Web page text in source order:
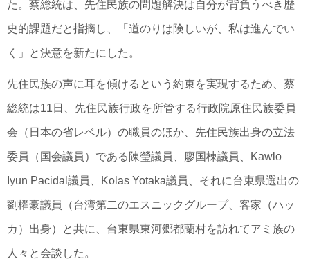
た。蔡総統は、先住民族の問題解決は自分が背負うべき歴
史的課題だと指摘し、「道のりは険しいが、私は進んでい
く」と決意を新たにした。
先住民族の声に耳を傾けるという約束を実現するため、蔡
総統は11日、先住民族行政を所管する行政院原住民族委員
会（日本の省レベル）の職員のほか、先住民族出身の立法
委員（国会議員）である陳瑩議員、廖国棟議員、Kawlo
Iyun Pacidal議員、Kolas Yotaka議員、それに台東県選出の
劉櫂豪議員（台湾第二のエスニックグループ、客家（ハッ
カ）出身）と共に、台東県東河郷都蘭村を訪れてアミ族の
人々と会談した。